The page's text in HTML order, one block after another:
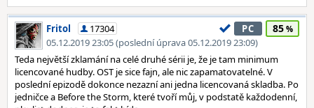
Fritol
17304
05.12.2019 23:05 (poslední úprava 05.12.2019 23:09)
PC 85
Teda největší zklamání na celé druhé sérii je, že je tam minimum
licencované hudby. OST je sice fajn, ale nic zapamatovatelné. V
poslední epizodě dokonce nezazní ani jedna licencovaná skladba. Po
jedničce a Before the Storm, které tvoří můj, v podstatě každodenní,